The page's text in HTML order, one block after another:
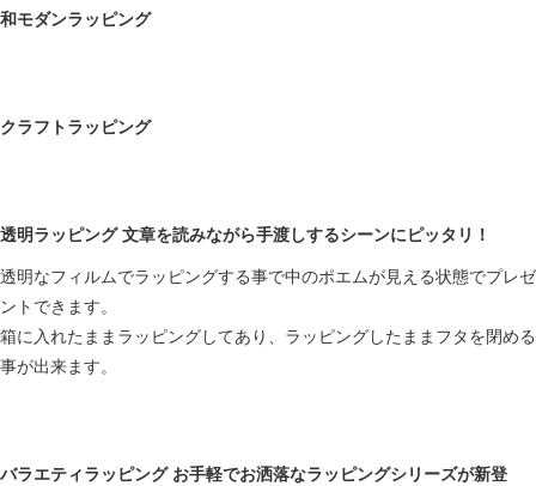
和モダンラッピング
クラフトラッピング
透明ラッピング 文章を読みながら手渡しするシーンにピッタリ！
透明なフィルムでラッピングする事で中のポエムが見える状態でプレゼ
ントできます。
箱に入れたままラッピングしてあり、ラッピングしたままフタを閉める
事が出来ます。
バラエティラッピング お手軽でお洒落なラッピングシリーズが新登